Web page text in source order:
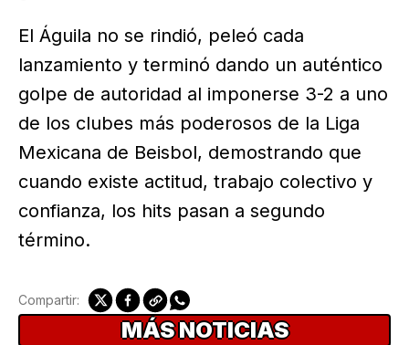
El Águila no se rindió, peleó cada
lanzamiento y terminó dando un auténtico
golpe de autoridad al imponerse 3-2 a uno
de los clubes más poderosos de la Liga
Mexicana de Beisbol, demostrando que
cuando existe actitud, trabajo colectivo y
confianza, los hits pasan a segundo
término.
Compartir:
MÁS NOTICIAS